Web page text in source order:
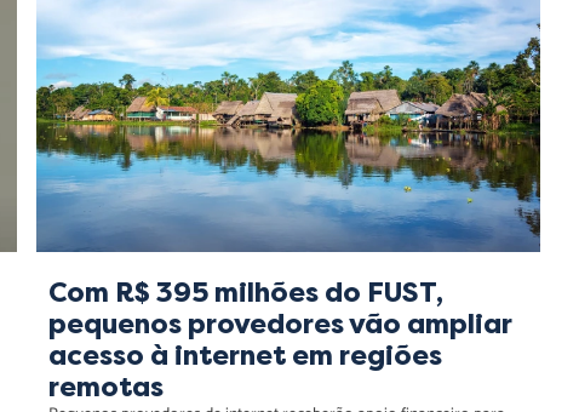
Com R$ 395 milhões do FUST,
pequenos provedores vão ampliar
acesso à internet em regiões
remotas